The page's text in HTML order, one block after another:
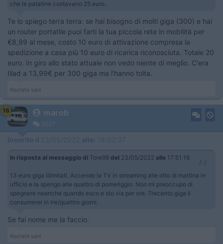
che le patatine costavano 25 euro..
Te lo spiego terra terra: se hai bisogno di molti giga (300) e hai
un router portatile puoi farti la tua piccola rete in mobilità per
€8,99 al mese, costo 10 euro di attivazione compresa la
spedizione a casa più 10 euro di ricarica riconosciuta. Totale 20
euro. In giro allo stato attuale non vedo niente di meglio. C'era
Iliad a 13,99€ per 300 giga ma l'hanno tolta.
Restate sani
16 marob
2527
Inserito il 23/05/2022 alle: 18:02:37
In risposta al messaggio di Tore99 del 23/05/2022 alle 17:51:16
13 euro giga illimitati. Accendo la TV in streaming alle otto di mattina in
ufficio e la spengo alle quattro di pomeriggio. Non mi preoccupo di
spegnere neanche quando esco e sto via per ore. Trecento giga li
consumerei in tre/quattro giorni.
Se fai nome me la faccio.
Restate sani